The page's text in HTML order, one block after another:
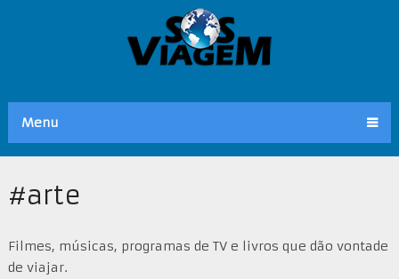
Menu
#arte
Filmes, músicas, programas de TV e livros que dão vontade
de viajar.